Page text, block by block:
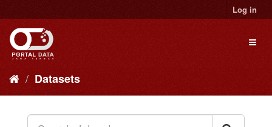
to
content
Log in
Datasets